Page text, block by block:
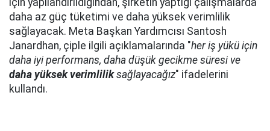
için yapılandırıldığından, şirketin yaptığı çalışmalarda
daha az güç tüketimi ve daha yüksek verimlilik
sağlayacak. Meta Başkan Yardımcısı Santosh
Janardhan, çiple ilgili açıklamalarında "her iş yükü için
daha iyi performans, daha düşük gecikme süresi ve
daha yüksek verimliliksağlayacağız" ifadelerini
kullandı.